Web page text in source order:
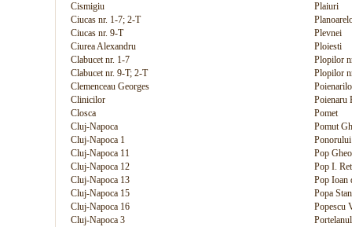
Cismigiu
Plaiuri
Ciucas nr. 1-7; 2-T
Ciucas nr. 9-T
Plevnei
Ciurea Alexandru
Ploiesti
Clabucet nr. 1-7
Plopilor
Clabucet nr. 9-T; 2-T
Plopilor
Clemenceau Georges
Clinicilor
Poienaru
Closca
Pomet
Cluj-Napoca
Pomut
Cluj-Napoca 1
Ponorului
Cluj-Napoca 11
Pop
Cluj-Napoca 12
Pop I.
Cluj-Napoca 13
Pop Ioan
Cluj-Napoca 15
Popa
Cluj-Napoca 16
Popescu
Cluj-Napoca 3